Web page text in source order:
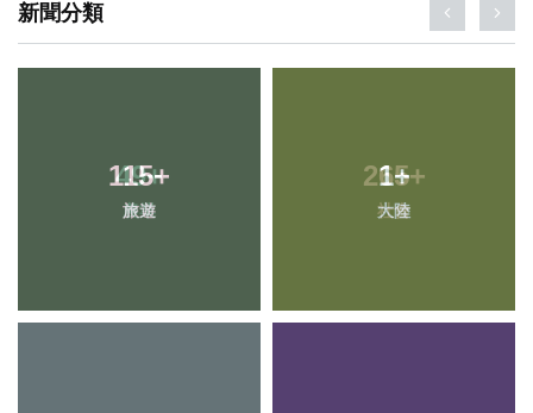
新聞分類
115+
旅遊
1+
大陸